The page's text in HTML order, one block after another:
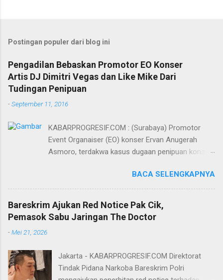
Postingan populer dari blog ini
Pengadilan Bebaskan Promotor EO Konser
Artis DJ Dimitri Vegas dan Like Mike Dari
Tudingan Penipuan
-September 11, 2016
KABARPROGRESIF.COM : (Surabaya) Promotor
Event Organaiser (EO) konser Ervan Anugerah
Asmoro, terdakwa kasus dugaan penipuan konser
dari tuntutan 1,5 tahun penjara yang diajukan Jaksa
Penuntut Umum (JPU) Darwis dari Kejari Surabaya.
Oleh majelis hakim yang diketuai Sigit Sutanto SH
MH, kasus penipuan yang menjerat Ervan tersebut
dinyatakan bukan perkara pidana. Dalam
terdakwa Ervan tersebut tidak terdapat unsur
penipuan sehingga dianggap bukan merupakan
BACA SELENGKAPNYA
Bareskrim Ajukan Red Notice Pak Cik,
Pemasok Sabu Jaringan The Doctor
-Mei 21, 2026
Jakarta - KABARPROGRESIF.COM Direktorat
Tindak Pidana Narkoba Bareskrim Polri